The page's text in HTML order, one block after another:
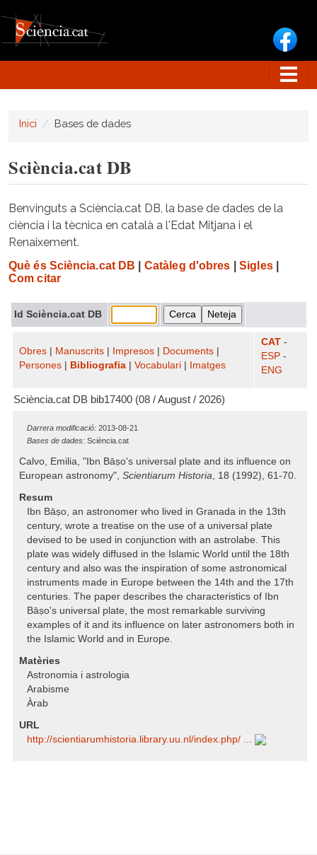
Inici Bases de dades
Sciència.cat DB
Benvinguts a Sciència.cat DB, la base de dades de la
ciència i la tècnica en català a l'Edat Mitjana i el
Renaixement.
Què és Sciència.cat DB Catàleg d'obres Sigles|
Com citar
Id Sciència.cat DB
Obres Manuscrits Impresos Documents
Persones
Bibliografia Vocabulari Imatges
CAT -
ESP -
ENG
Sciència.cat DB bib17400 (08 / August / 2026)
Darrera modificació: 2013-08-21
Bases de dades: Sciència.cat
Calvo, Emilia, "Ibn Bāṣo's universal plate and its influence on
European astronomy", Scientiarum Historia, 18 (1992), 61-70.
Resum
Ibn Bāṣo, an astronomer who lived in Granada in the 13th
century, wrote a treatise on the use of a universal plate
devised to be used in conjunction with an astrolabe. This
plate was widely diffused in the Islamic World until the 18th
century and also was the inspiration of some astronomical
instruments made in Europe between the 14th and the 17th
centuries. The paper describes the characteristics of Ibn
Bāṣo's universal plate, the most remarkable surviving
examples of it and its influence on later astronomers both in
the Islamic World and in Europe.
Matèries
Astronomia i astrologia
Arabisme
Àrab
URL
http:/​/​scientiarumhistoria.library.uu.nl/​index.php/​ ...